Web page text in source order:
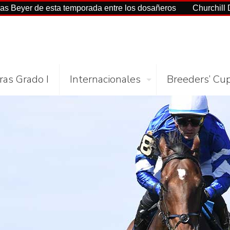
esta temporada entre los dosañeros Churchill Downs y
Grado I Internacionales Breeders’